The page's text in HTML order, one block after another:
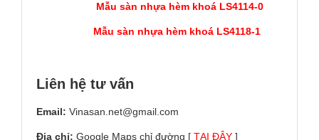
Mẫu sàn nhựa hèm khoá LS4114-0
Mẫu sàn nhựa hèm khoá LS4118-1
Liên hệ tư vấn
Email: Vinasan.net@gmail.com
Địa chỉ: Google Maps chỉ đường [ TẠI ĐÂY ]